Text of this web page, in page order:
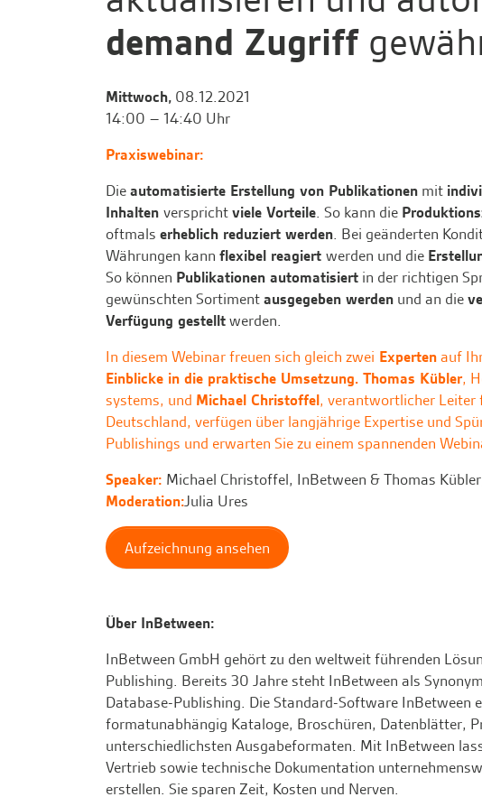
demand Zugriff
Mittwoch, 08.12.2021
14:00 – 14:40 Uhr
Praxiswebinar:
Dieautomatisierte Erstellung von Publikationen mit
Inhalten versprichtviele Vorteile. So kann die
oftmals erheblich reduziert werden. Bei geänderten
Währungen kann flexibel reagiert werden und die
So können Publikationen automatisiert in der richtigen
gewünschten Sortimentausgegeben werden und an die
Verfügung gestelltwerden.
In diesem Webinar freuen sich gleich zwei Expertenauf
Einblicke in die praktische Umsetzung. Thomas Kübler,
systems, und Michael Christoffel, verantwortlicher Leiter
Deutschland, verfügen über langjährige Expertise und
Publishings und erwarten Sie zu einem spannenden
Speaker: Michael Christoffel, InBetween & Thomas
Moderation:Julia Ures
Aufzeichnung ansehen
Über InBetween:
InBetween GmbH gehört zu den weltweit führenden
Publishing. Bereits 30 Jahre steht InBetween als
Database-Publishing. Die Standard-Software
formatunabhängig Kataloge, Broschüren, Datenblätter,
unterschiedlichsten Ausgabeformaten. Mit InBetween
Vertrieb sowie technische Dokumentation
erstellen. Sie sparen Zeit, Kosten und Nerven.